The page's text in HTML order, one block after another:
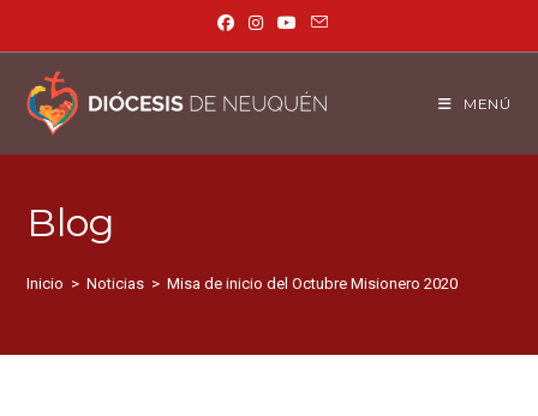
MENÚ
Blog
Inicio > Noticias > Misa de inicio del Octubre Misionero 2020